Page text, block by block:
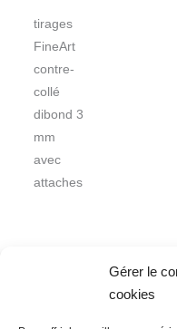
Gérer le
cookies
tirages
FineArt
contre-
collé
dibond 3
mm
avec
attaches